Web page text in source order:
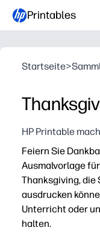
Printables
Startseite>
HP Printable
Feiern Sie
Ausmalvorlage
Thanksgiving, die
ausdrucken
Unterricht oder
halten.